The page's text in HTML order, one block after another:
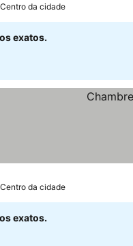
da cidade
exatos.
da cidade
exatos.